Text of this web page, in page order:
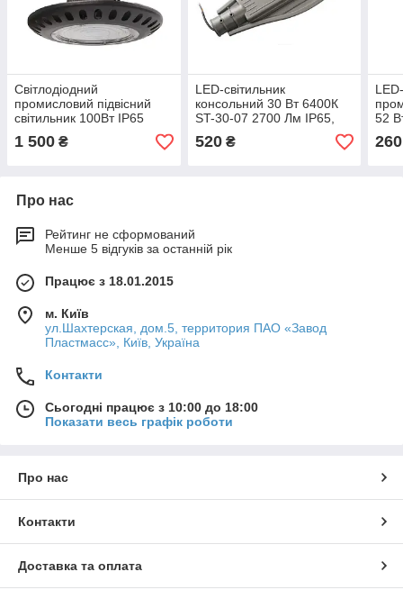
Світлодіодний
промисловий підвісний
світильник 100Вт IP65
6400К 10000lm EVRO-EB-
100 ЕВРОСВЕТ
1 500 ₴
LED-світильник
консольний 30 Вт 6400К
ST-30-07 2700 Лм IP65,
ЄВРОСВЕТ (000053641)
520₴
52
260
Про нас
Рейтинг не сформований
Менше 5 відгуків за останній рік
Працює з 18.01.2015
м. Київ
ул.Шахтерская, дом.5, территория ПАО «Завод
Пластмасс», Київ, Україна
Контакти
Сьогодні працює з 10:00 до 18:00
Показати весь графік роботи
Про нас
Контакти
Доставка та оплата